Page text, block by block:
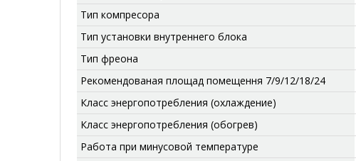
Тип компресора
Тип установки внутреннего блока
Тип фреона
Рекомендованая площад помещення 7/9/12/18/24
Класс энергопотребления (охлаждение)
Класс энергопотребления (обогрев)
Работа при минусовой температуре